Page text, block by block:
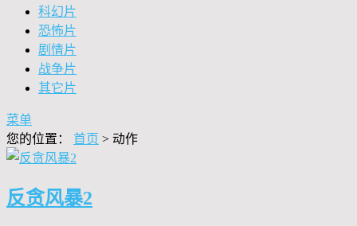
科幻片
恐怖片
剧情片
战争片
其它片
菜单
您的位置： 首页 > 动作
反贪风暴2